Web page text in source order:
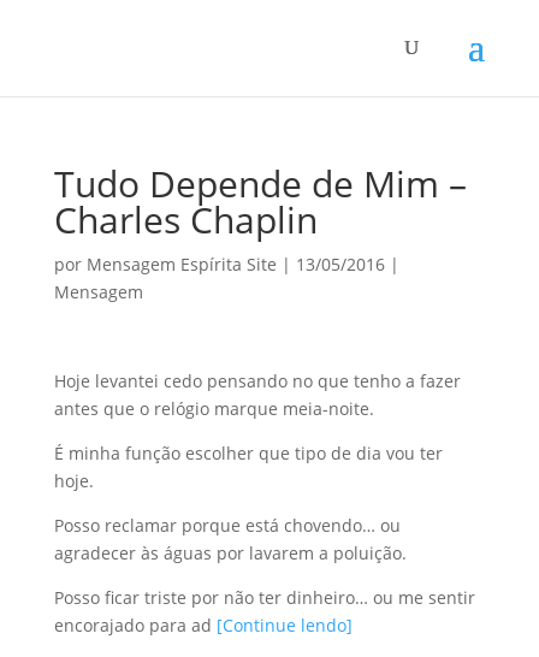
Tudo Depende de Mim –
Charles Chaplin
por Mensagem Espírita Site | 13/05/2016|
Mensagem
Hoje levantei cedo pensando no que tenho a fazer
antes que o relógio marque meia-noite.
É minha função escolher que tipo de dia vou ter
hoje.
Posso reclamar porque está chovendo… ou
agradecer às águas por lavarem a poluição.
Posso ficar triste por não ter dinheiro… ou me sentir
encorajado para ad [Continue lendo]